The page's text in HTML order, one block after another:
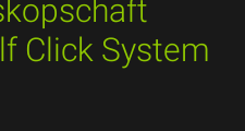
Click System